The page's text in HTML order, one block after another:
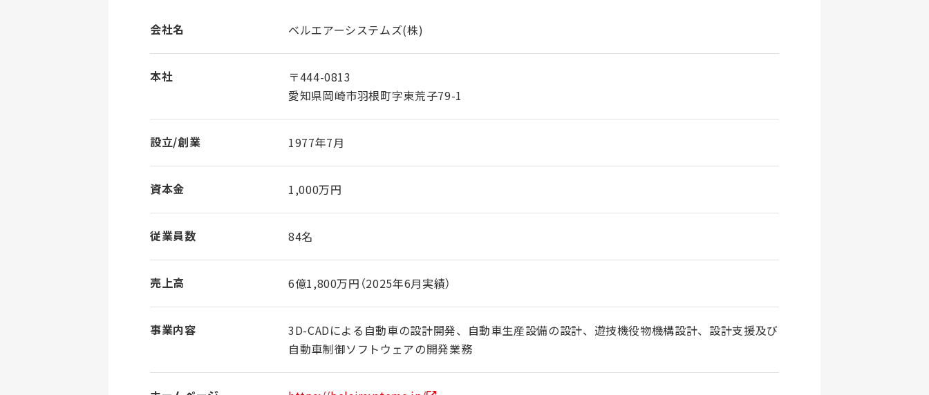
会社名 ベルエアーシステムズ(株)
本社
〒444-0813
愛知県岡崎市羽根町字東荒子79-1
設立/創業 1977年7月
資本金 1,000万円
従業員数 84名
売上高 6億1,800万円（2025年6月実績）
事業内容
3D-CADによる自動車の設計開発、自動車生産設備の設計、遊技機役物機構設計、設計支援及び
自動車制御ソフトウェアの開発業務